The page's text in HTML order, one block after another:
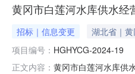
黄冈市白莲河水库供水
招标｜信息变更 湖北省｜
项目编号： HGHYCG-2024-19
正文内容： 黄冈市白莲河水库供